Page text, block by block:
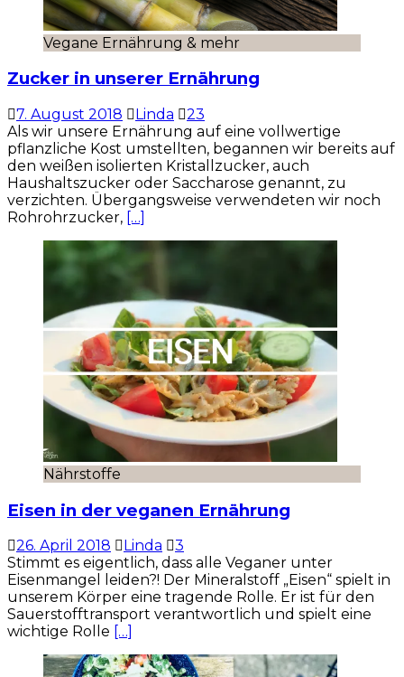
Vegane Ernährung & mehr
Zucker in unserer Ernährung
7. August 2018 Linda
23
Als wir unsere Ernährung auf eine vollwertige
pflanzliche Kost umstellten, begannen wir bereits auf
den weißen isolierten Kristallzucker, auch
Haushaltszucker oder Saccharose genannt, zu
verzichten. Übergangsweise verwendeten wir noch
Rohrohrzucker, […]
Nährstoffe
Eisen in der veganen Ernährung
26. April 2018 Linda
3
Stimmt es eigentlich, dass alle Veganer unter
Eisenmangel leiden?! Der Mineralstoff „Eisen“ spielt in
unserem Körper eine tragende Rolle. Er ist für den
Sauerstofftransport verantwortlich und spielt eine
wichtige Rolle […]